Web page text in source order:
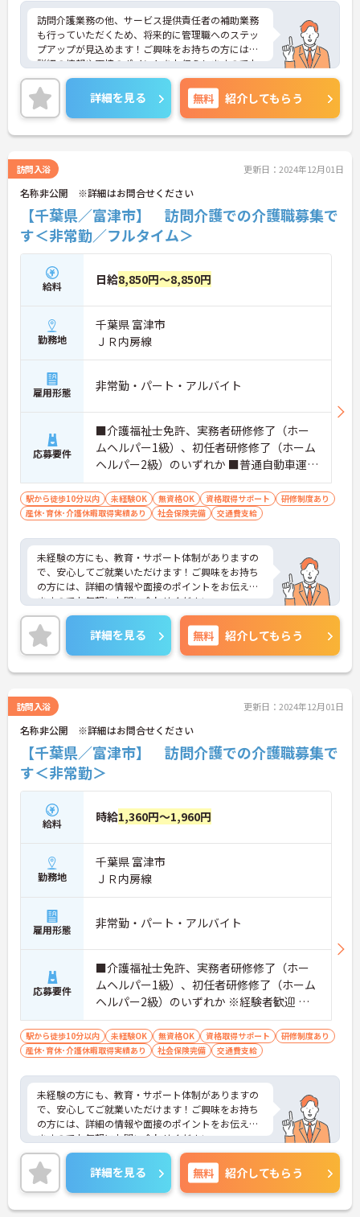
訪問介護業務の他、サービス提供責任者の補助業務
も行っていただくため、将来的に管理職へのステッ
プアップが見込めます！ご興味をお持ちの方には、
詳細の情報や面接のポイントをお伝えしますのでお
気軽にお問い合わせください。
詳細を見る 無料 紹介してもらう
訪問入浴 更新日：2024年12月01日
名称非公開 ※詳細はお問合せください
【千葉県／富津市】 訪問介護での介護職募集で
す＜非常勤／フルタイム＞
給料 日給8,850円～8,850円
勤務地
千葉県 富津市
ＪＲ内房線
雇用形態 非常勤・パート・アルバイト
応募要件
■介護福祉士免許、実務者研修修了（ホー
ムヘルパー1級）、初任者研修修了（ホーム
ヘルパー2級）のいずれか ■普通自動車運転
免許（AT限定可）必須
駅から徒歩10分以内 未経験OK 無資格OK 資格取得サポート
研修制度あり
産休･育休･介護休暇取得実績あり
社会保険完備 交通費支給
未経験の方にも、教育・サポート体制がありますの
で、安心してご就業いただけます！ご興味をお持ち
の方には、詳細の情報や面接のポイントをお伝えし
ますのでお気軽にお問い合わせください。
詳細を見る 無料 紹介してもらう
訪問入浴 更新日：2024年12月01日
名称非公開 ※詳細はお問合せください
【千葉県／富津市】 訪問介護での介護職募集で
す＜非常勤＞
給料 時給1,360円～1,960円
勤務地
千葉県 富津市
ＪＲ内房線
雇用形態 非常勤・パート・アルバイト
応募要件
■介護福祉士免許、実務者研修修了（ホー
ムヘルパー1級）、初任者研修修了（ホーム
ヘルパー2級）のいずれか ※経験者歓迎 ■
普通自動車運転免許（AT限定可）必須
駅から徒歩10分以内 未経験OK 無資格OK 資格取得サポート
研修制度あり
産休･育休･介護休暇取得実績あり
社会保険完備 交通費支給
未経験の方にも、教育・サポート体制がありますの
で、安心してご就業いただけます！ご興味をお持ち
の方には、詳細の情報や面接のポイントをお伝えし
ますのでお気軽にお問い合わせください。
詳細を見る 無料 紹介してもらう